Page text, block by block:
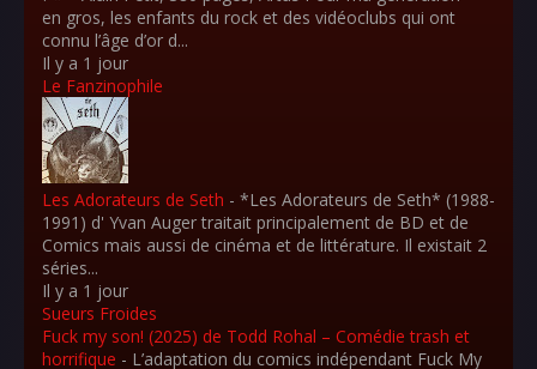
en gros, les enfants du rock et des vidéoclubs qui ont
connu l’âge d’or d...
Il y a 1 jour
Le Fanzinophile
Les Adorateurs de Seth - *Les Adorateurs de Seth* (1988-
1991) d' Yvan Auger traitait principalement de BD et de
Comics mais aussi de cinéma et de littérature. Il existait 2
séries...
Il y a 1 jour
Sueurs Froides
Fuck my son! (2025) de Todd Rohal – Comédie trash et
horrifique - L’adaptation du comics indépendant Fuck My